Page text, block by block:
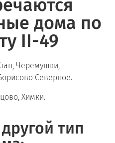
дома по
II-49
Черемушки,
Северное.
Химки.
тип